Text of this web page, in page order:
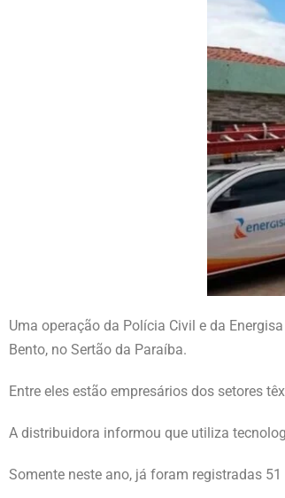
Uma operação da Polícia Civil e da
Bento, no Sertão da Paraíba.
Entre eles estão empresários dos setores
A distribuidora informou que utiliza
Somente neste ano, já foram registradas